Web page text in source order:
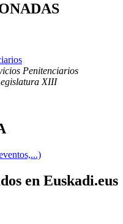
Penitenciarios
XIII
en Euskadi.eus